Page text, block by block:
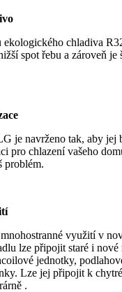
chladiva
spot řebu a zároveň je
je navrženo tak, aby jej
pro chlazení vašeho
problém.
využití v
lze připojit staré i nové
jednotky,
Lze jej připojit k
.